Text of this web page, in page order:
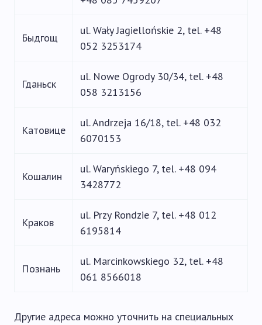
Быдгощ
ul. Wały Jagiellońskie 2, tel. +48
052 3253174
Гданьск
ul. Nowe Ogrody 30/34, tel. +48
058 3213156
Катовице
ul. Andrzeja 16/18, tel. +48 032
6070153
Кошалин
ul. Waryńskiego 7, tel. +48 094
3428772
Краков
ul. Przy Rondzie 7, tel. +48 012
6195814
Познань
ul. Marcinkowskiego 32, tel. +48
061 8566018
Другие адреса можно уточнить на специальных